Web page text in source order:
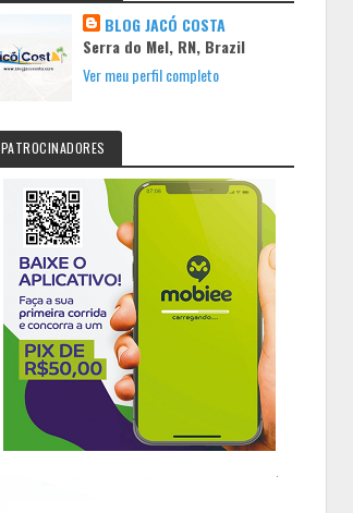
BLOG JACÓ COSTA
Serra do Mel, RN, Brazil
Ver meu perfil completo
PATROCINADORES